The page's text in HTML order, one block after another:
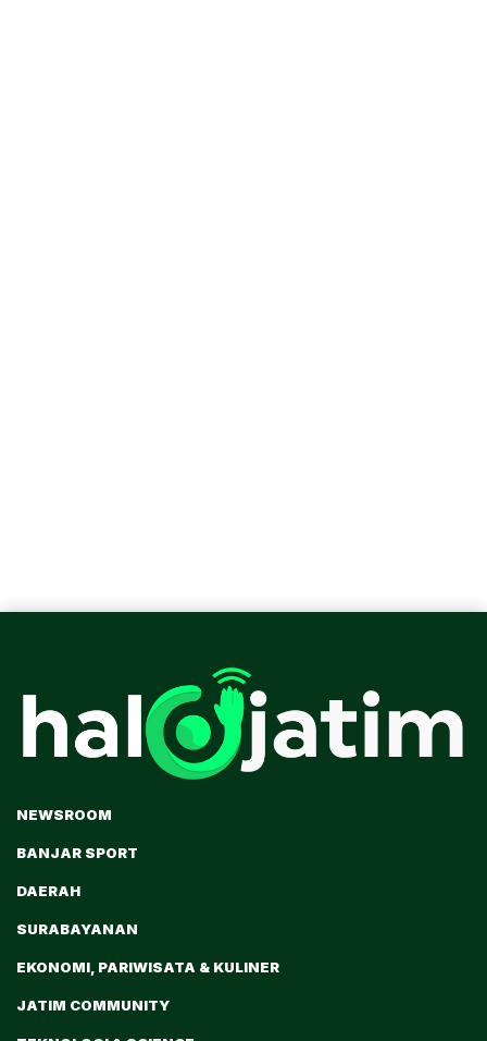
NEWSROOM
BANJAR SPORT
DAERAH
SURABAYANAN
EKONOMI, PARIWISATA & KULINER
JATIM COMMUNITY